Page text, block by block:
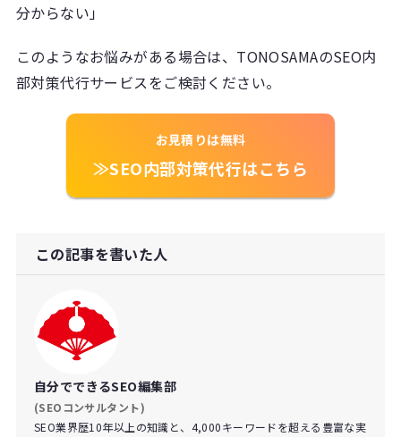
分からない」
このようなお悩みがある場合は、TONOSAMAのSEO内
部対策代行サービスをご検討ください。
お見積りは無料
≫SEO内部対策代行はこちら
この記事を書いた人
自分でできるSEO編集部
(SEOコンサルタント)
SEO業界歴10年以上の知識と、4,000キーワードを超える豊富な実